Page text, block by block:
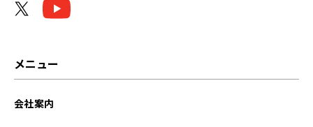
メニュー
会社案内